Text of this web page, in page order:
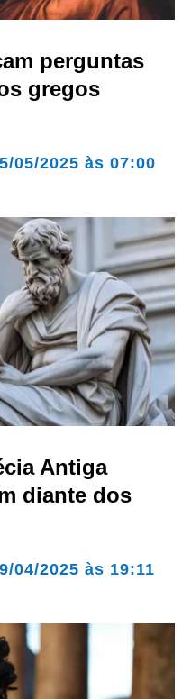
perguntas
gregos
05/2025 às 07:00
Antiga
diante dos
04/2025 às 19:11